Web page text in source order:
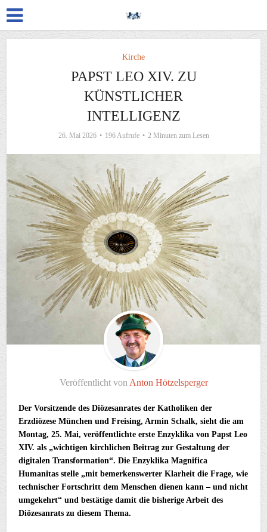
Kirche
PAPST LEO XIV. ZU
KÜNSTLICHER
INTELLIGENZ
26. Mai 2026 196 Aufrufe 2 Minuten zum Lesen
Veröffentlicht von Anton Hötzelsperger
Der Vorsitzende des Diözesanrates der Katholiken der
Erzdiözese München und Freising, Armin Schalk, sieht die am
Montag, 25. Mai, veröffentlichte erste Enzyklika von Papst Leo
XIV. als „wichtigen kirchlichen Beitrag zur Gestaltung der
digitalen Transformation“. Die Enzyklika Magnifica
Humanitas stelle „mit bemerkenswerter Klarheit die Frage, wie
technischer Fortschritt dem Menschen dienen kann – und nicht
umgekehrt“ und bestätige damit die bisherige Arbeit des
Diözesanrats zu diesem Thema.